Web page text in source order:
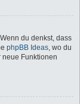
du denkst, dass
phpBB Ideas, wo du
Funktionen